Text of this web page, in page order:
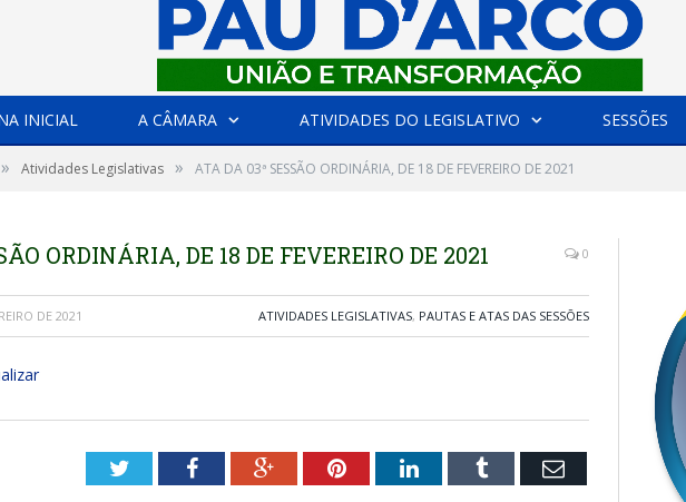
INICIAL A CÂMARA ATIVIDADES DO LEGISLATIVO SESSÕES
» Atividades Legislativas » ATA DA 03ª SESSÃO ORDINÁRIA, DE 18 DE FEVEREIRO DE 2021
ORDINÁRIA, DE 18 DE FEVEREIRO DE 2021 0
DE 2021 ATIVIDADES LEGISLATIVAS, PAUTAS E ATAS DAS SESSÕES
TwitterFacebookGoogle+PinterestLinkedInTumblr Email